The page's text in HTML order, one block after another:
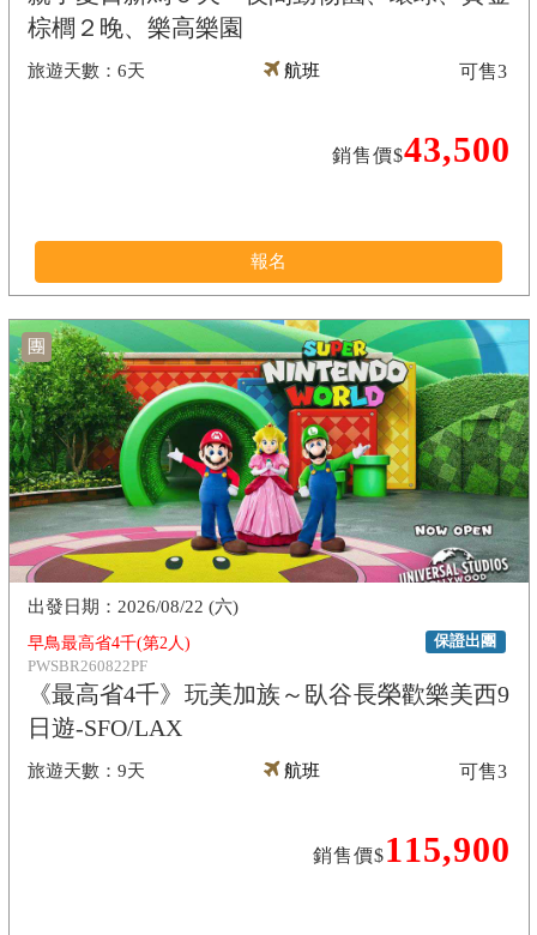
棕櫚２晚、樂高樂園
6天 航班
銷售價$43,500
可售3
報名
團
早鳥最高省4千(第2人)
PWSBR260822PF
《最高省4千》玩美加族～臥谷長榮歡樂美西9
日遊-SFO/LAX
保證出團
9天
2026/08/22 (六)
航班
銷售價$115,900
可售3